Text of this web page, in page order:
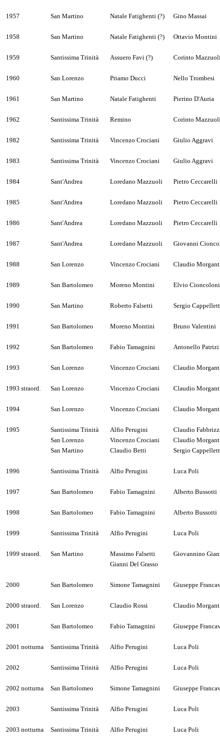
1957 San Martino Natale Fatighenti (?) Gino Massai
1958 San Martino Natale Fatighenti (?) Ottavio Montini
1959 Santissima Trinità Assuero Favi (?) Corinto
1960 San Lorenzo Priamo Ducci Nello Trombesi
1961 San Martino Natale Fatighenti Pierino D'Auria
1962 Santissima Trinità Remino Corinto
1982 Santissima Trinità Vincenzo Crociani Giulio Aggravi
1983 Santissima Trinità Vincenzo Crociani Giulio Aggravi
1984 Sant'Andrea Loredano Mazzuoli Pietro Ceccarelli
1985 Sant'Andrea Loredano Mazzuoli Pietro Ceccarelli
1986 Sant'Andrea Loredano Mazzuoli Pietro Ceccarelli
1987 Sant'Andrea Loredano Mazzuoli Giovanni
1988 San Lorenzo Vincenzo Crociani Claudio
1989 San Bartolomeo Moreno Montini Elvio Cioncoloni
1990 San Martino Roberto Falsetti Sergio
1991 San Bartolomeo Moreno Montini Bruno Valentini
1992 San Bartolomeo Fabio Tamagnini Antonello Patrizi
1993 San Lorenzo Vincenzo Crociani Claudio
1993 straord. San Lorenzo Vincenzo Crociani Claudio
1994 San Lorenzo Vincenzo Crociani Claudio
1995 Santissima Trinità Alfio Perugini
Claudio
San Lorenzo
Vincenzo Crociani
Claudio
San Martino
Claudio Betti Sergio
1996 Santissima Trinità Alfio Perugini Luca Poli
1997 San Bartolomeo Fabio Tamagnini Alberto Bussotti
1998 San Bartolomeo Fabio Tamagnini Alberto Bussotti
1999 Santissima Trinità Alfio Perugini Luca Poli
1999 straord. San Martino Massimo Falsetti
Giovannino
Gianni Del Grasso
2000 San Bartolomeo Simone Tamagnini Giuseppe
2000 straord. San Lorenzo Claudio Rossi Claudio
2001 San Bartolomeo Fabio Tamagnini Giuseppe
2001 notturna Santissima Trinità Alfio Perugini Luca Poli
2002 Santissima Trinità Alfio Perugini Luca Poli
2002 notturna San Bartolomeo Simone Tamagnini Giuseppe
2003 Santissima Trinità Alfio Perugini Luca Poli
2003 notturna Santissima Trinità Alfio Perugini Luca Poli